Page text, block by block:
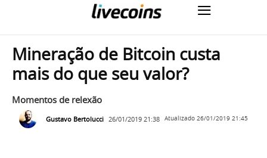
Mineração de Bitcoin custa
mais do que seu valor?
Momentos de relexão
Gustavo Bertolucci 26/01/2019 21:38 Atualizado 26/01/2019 21:45